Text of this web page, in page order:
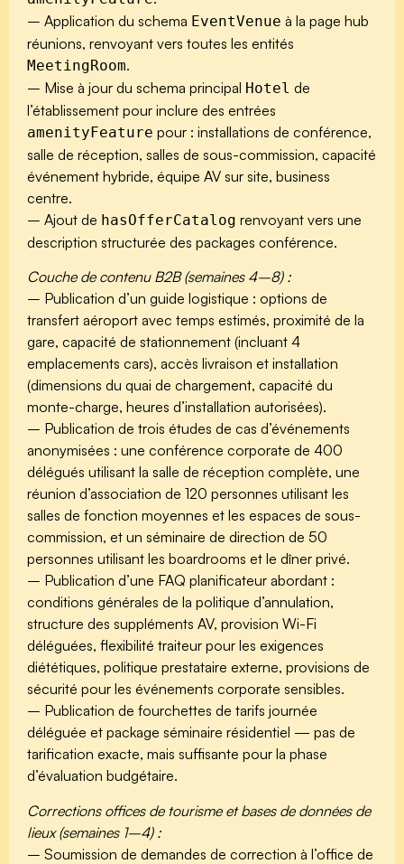
– Application du schema EventVenue à la page hub
réunions, renvoyant vers toutes les entités
MeetingRoom.
– Mise à jour du schema principal Hotel de
l’établissement pour inclure des entrées
amenityFeature pour : installations de conférence,
salle de réception, salles de sous-commission, capacité
événement hybride, équipe AV sur site, business
centre.
– Ajout de hasOfferCatalog renvoyant vers une
description structurée des packages conférence.
Couche de contenu B2B (semaines 4–8) :
– Publication d’un guide logistique : options de
transfert aéroport avec temps estimés, proximité de la
gare, capacité de stationnement (incluant 4
emplacements cars), accès livraison et installation
(dimensions du quai de chargement, capacité du
monte-charge, heures d’installation autorisées).
– Publication de trois études de cas d’événements
anonymisées : une conférence corporate de 400
délégués utilisant la salle de réception complète, une
réunion d’association de 120 personnes utilisant les
salles de fonction moyennes et les espaces de sous-
commission, et un séminaire de direction de 50
personnes utilisant les boardrooms et le dîner privé.
– Publication d’une FAQ planificateur abordant :
conditions générales de la politique d’annulation,
structure des suppléments AV, provision Wi-Fi
déléguées, flexibilité traiteur pour les exigences
diététiques, politique prestataire externe, provisions de
sécurité pour les événements corporate sensibles.
– Publication de fourchettes de tarifs journée
déléguée et package séminaire résidentiel — pas de
tarification exacte, mais suffisante pour la phase
d’évaluation budgétaire.
Corrections offices de tourisme et bases de données de
lieux (semaines 1–4) :
– Soumission de demandes de correction à l’office de